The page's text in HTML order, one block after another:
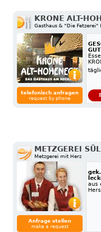
KRONE ALT-
Gasthaus & "Die
telefonisch anfragen
request by phone
METZGEREI
Metzgerei mit Herz
Anfrage stellen
make a request
aus